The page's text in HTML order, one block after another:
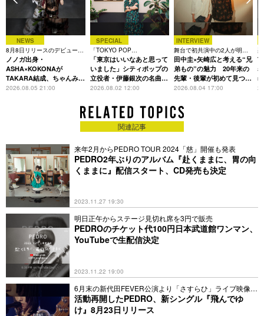
NEWS
8月8日リリースのデビュー曲
は「Time is money」
ノノガ出身・
ASHA×KOKONAが
TAKARA結成、ちゃんみな
主宰レーベル第2弾アーテ
2026.08.05 21:00
SPECIAL
「TOKYO POP
CHRONICLE」特集
「東京はいいなあと思って
いました」シティポップの
立役者・伊藤銀次の名曲回
想録
2026.08.02 12:00
INTERVIEW
舞台で初共演中の2人が明か
す、今の自分をつくる恩人の
存在
田中圭×矢崎広と考える“兄
弟もの”の魅力 20年来の
先輩・後輩が初めて見つけ
た互いの共通点とは
2026.08.04 17:00
関連記事
来年2月からPEDRO TOUR 2024「慈」開催も発表
PEDRO2年ぶりのアルバム『赴くままに、胃の向
くままに』配信スタート、CD発売も決定
2023.11.27 19:30
明日正午からステージ見切れ席を3円で販売
PEDROのチケット代100円日本武道館ワンマン、
YouTubeで生配信決定
2023.11.22 19:00
6月末の新代田FEVER公演より「さすらひ」ライブ映像も
公開
活動再開したPEDRO、新シングル『飛んでゆ
け』8月23日リリース